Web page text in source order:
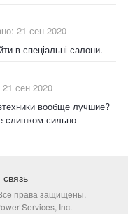
21 сен 2020
в спеціальні салони.
21 сен 2020
вообще лучшие?
слишком сильно
права защищены.
Services, Inc.